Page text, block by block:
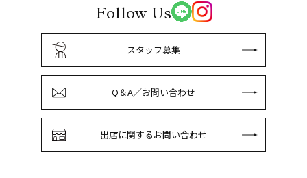
Follow Us
スタッフ募集
Q＆A／お問い合わせ
出店に関するお問い合わせ